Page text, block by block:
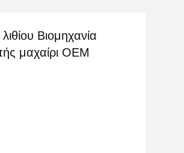
Βιομηχανία
μαχαίρι OEM